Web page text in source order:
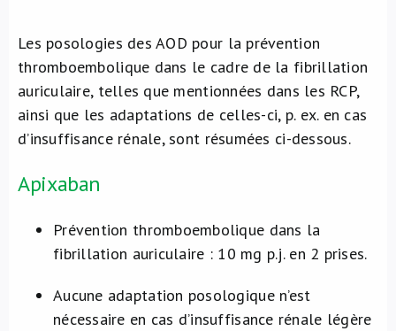
Les posologies des AOD pour la prévention
thromboembolique dans le cadre de la fibrillation
auriculaire, telles que mentionnées dans les RCP,
ainsi que les adaptations de celles-ci, p. ex. en cas
d’insuffisance rénale, sont résumées ci-dessous.
Apixaban
Prévention thromboembolique dans la
fibrillation auriculaire : 10 mg p.j. en 2 prises.
Aucune adaptation posologique n’est
nécessaire en cas d’insuffisance rénale légère